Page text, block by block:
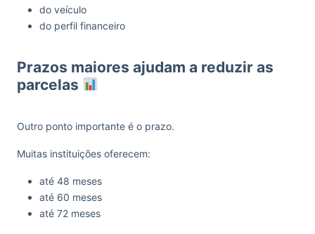
do veículo
do perfil financeiro
Prazos maiores ajudam a reduzir as
parcelas
Outro ponto importante é o prazo.
Muitas instituições oferecem:
até 48 meses
até 60 meses
até 72 meses